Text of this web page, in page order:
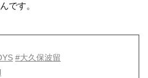
です。
#大久保波留